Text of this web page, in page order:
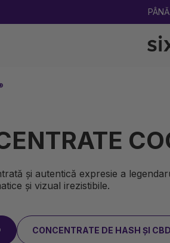
ULTIMA RUNDĂ
și autentică expresie a
și vizual irezistibile.
CONCENTRATE DE HASH ȘI